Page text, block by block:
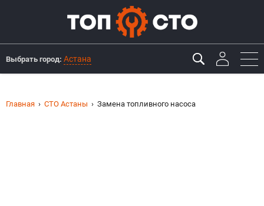
Выбрать город: Астана
Главная СТО Астаны Замена топливного насоса